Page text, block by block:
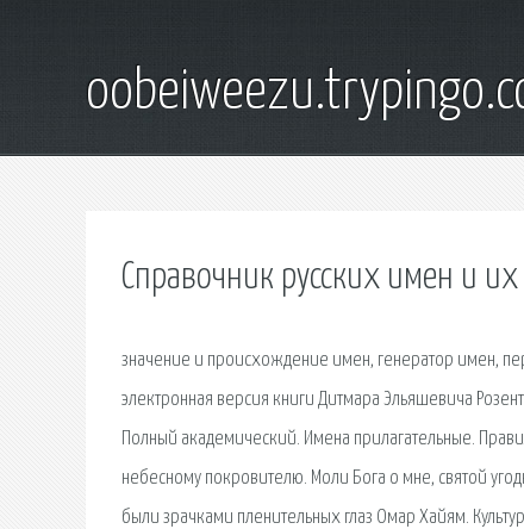
Справочник русских имен и
значение и происхождение имен, генератор имен,
электронная версия книги Дитмара Эльяшевича
Полный академический. Имена прилагательные.
небесному покровителю. Моли Бога о мне, святой
были зрачками пленительных глаз Омар Хайям.